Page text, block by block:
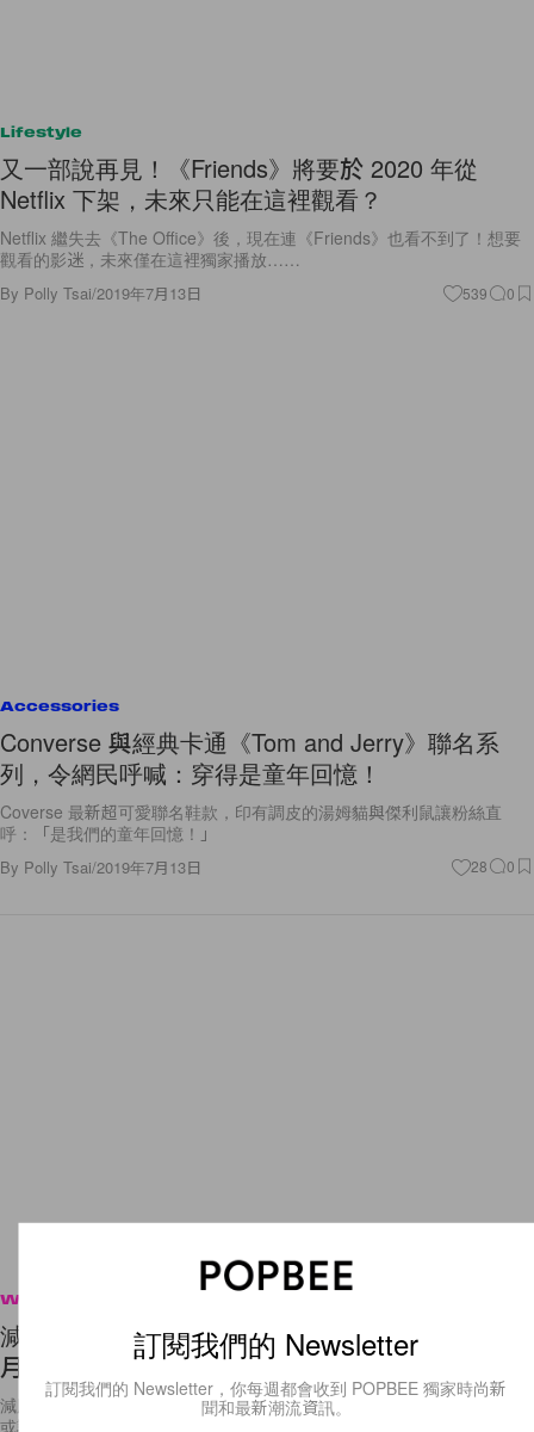
Lifestyle
又一部說再見！《Friends》將要於 2020 年從
Netflix 下架，未來只能在這裡觀看？
Netflix 繼失去《The Office》後，現在連《Friends》也看不到了！想要
觀看的影迷，未來僅在這裡獨家播放……
By Polly Tsai/2019年7月13日 539 0
Accessories
Converse 與經典卡通《Tom and Jerry》聯名系
列，令網民呼喊：穿得是童年回憶！
Coverse 最新超可愛聯名鞋款，印有調皮的湯姆貓與傑利鼠讓粉絲直
呼：「是我們的童年回憶！」
By Polly Tsai/2019年7月13日 28 0
Wellness
減肥女生注意：每天勤力做這 4 組簡單動作，1 個
月後保証能擁有修身效果！
減肥要做運動大概人人都知道，但長時間只做同一種運動，對某些人來說
或許會過於沉悶，因而削弱了他們堅持的動力。相反，嘗試不同組合的健
訂閱我們的 Newsletter
訂閱我們的 Newsletter，你每週都會收到 POPBEE 獨家時尚新
聞和最新潮流資訊。